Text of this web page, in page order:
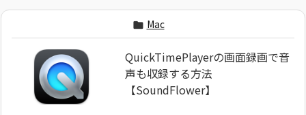
 Mac
QuickTimePlayerの画面録画で音
声も収録する方法
【SoundFlower】